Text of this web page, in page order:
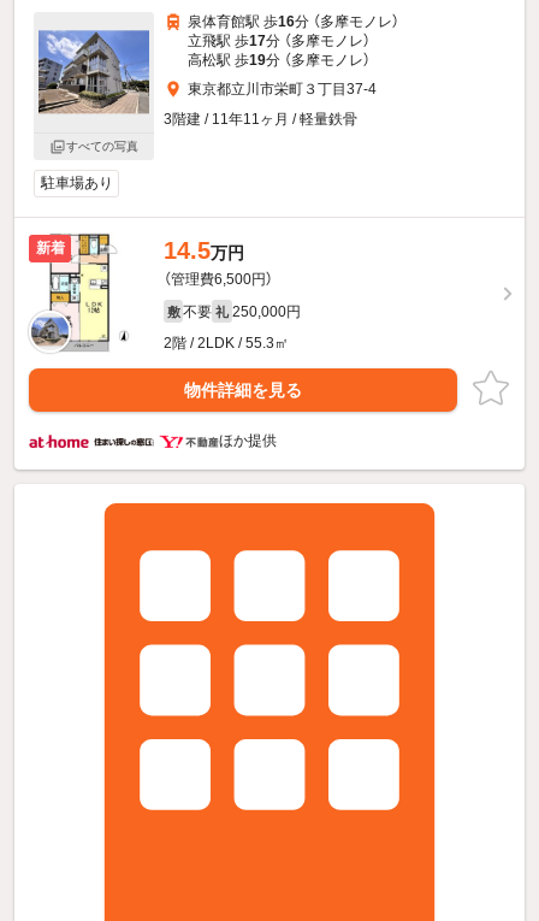
すべての写真
泉体育館駅 歩16分 （多摩モノレ）
立飛駅 歩17分 （多摩モノレ）
高松駅 歩19分 （多摩モノレ）
東京都立川市栄町３丁目37-4
3階建 / 11年11ヶ月 / 軽量鉄骨
駐車場あり
新着 14.5万円
（管理費6,500円）
敷 不要 礼 250,000円
2階 / 2LDK / 55.3㎡
物件詳細を見る
ほか提供